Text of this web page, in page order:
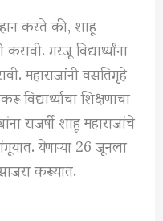
करते की, शाहू
गरजू विद्यार्थ्यांना
महाराजांनी वसतिगृहे
शिक्षणाचा
राजर्षी शाहू महाराजांचे
येणाऱ्या 26 जूनला
करूयात.